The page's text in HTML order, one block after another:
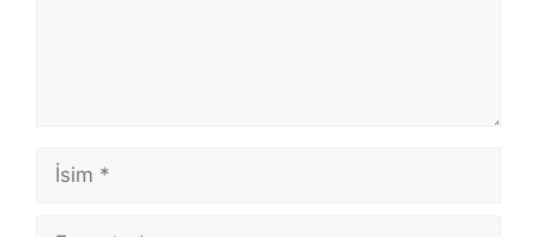
İsim